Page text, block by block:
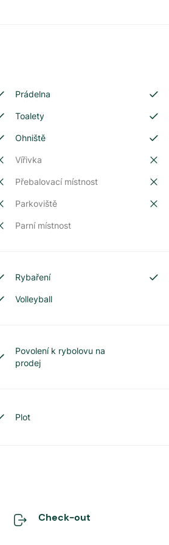
Prádelna
Toalety
Ohniště
Vířivka
Přebalovací místnost
Parkoviště
Parní místnost
Rybaření
Volleyball
Povolení k rybolovu na
prodej
Plot
Check-out